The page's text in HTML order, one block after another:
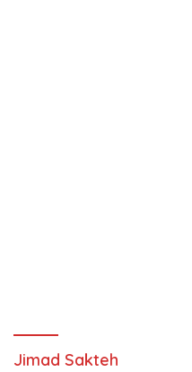
Jimad Sakteh